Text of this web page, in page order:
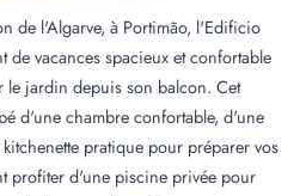
de l'Algarve, à Portimão, l'Edificio
de vacances spacieux et confortable
le jardin depuis son balcon. Cet
d'une chambre confortable, d'une
pratique pour préparer vos
profiter d'une piscine privée pour